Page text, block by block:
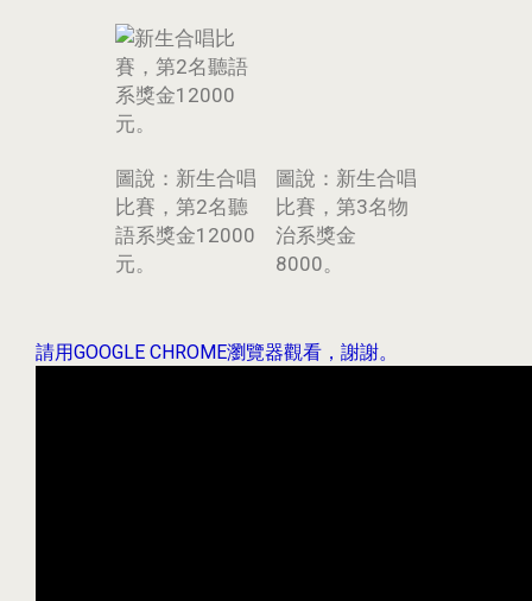
圖說：新生合唱
比賽，第2名聽
語系獎金12000
元。
圖說：新生合唱
比賽，第3名物
治系獎金
8000。
請用GOOGLE CHROME瀏覽器觀看，謝謝。